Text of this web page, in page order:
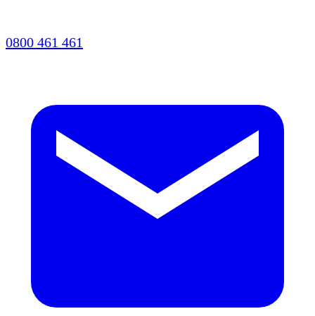
0800 461 461